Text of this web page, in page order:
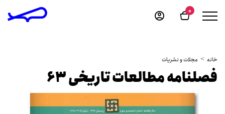
0
خانه مجلات و نشریات
فصلنامه مطالعات تاریخی 63